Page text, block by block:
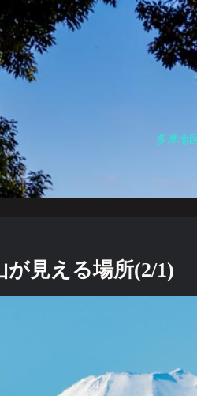
多摩地
見える場所(2/1)